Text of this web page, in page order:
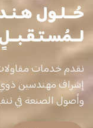
خدمات مقاولات
مهندسين ذوي
الصنعة في تنفيذ